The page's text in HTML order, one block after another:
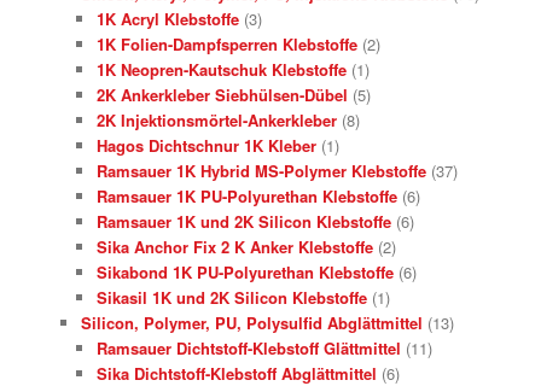
1K Acryl Klebstoffe (3)
1K Folien-Dampfsperren Klebstoffe (2)
1K Neopren-Kautschuk Klebstoffe (1)
2K Ankerkleber Siebhülsen-Dübel (5)
2K Injektionsmörtel-Ankerkleber (8)
Hagos Dichtschnur 1K Kleber (1)
Ramsauer 1K Hybrid MS-Polymer Klebstoffe (37)
Ramsauer 1K PU-Polyurethan Klebstoffe (6)
Ramsauer 1K und 2K Silicon Klebstoffe (6)
Sika Anchor Fix 2 K Anker Klebstoffe (2)
Sikabond 1K PU-Polyurethan Klebstoffe (6)
Sikasil 1K und 2K Silicon Klebstoffe (1)
Silicon, Polymer, PU, Polysulfid Abglättmittel (13)
Ramsauer Dichtstoff-Klebstoff Glättmittel (11)
Sika Dichtstoff-Klebstoff Abglättmittel (6)